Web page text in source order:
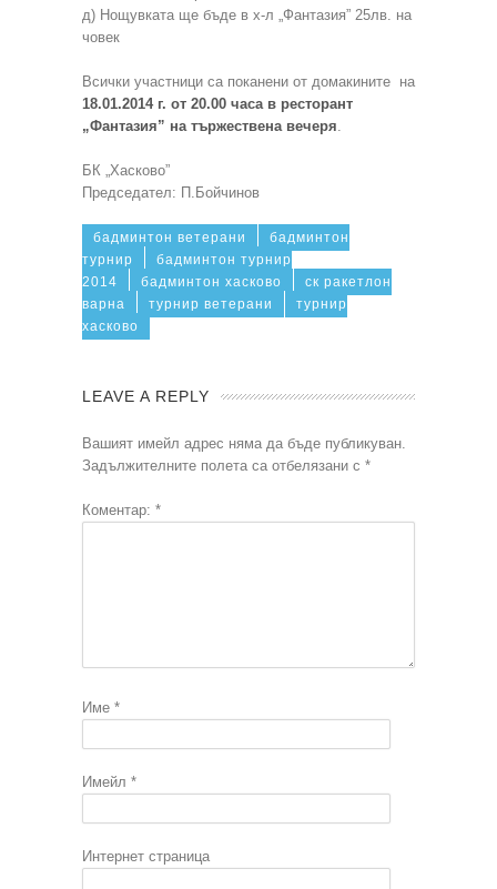
д) Нощувката ще бъде в х-л „Фантазия” 25лв. на
човек
Всички участници са поканени от домакините на
18.01.2014 г. от 20.00 часа в ресторант
„Фантазия” на тържествена вечеря.
БК „Хасково”
Председател: П.Бойчинов
бадминтон ветерани
бадминтон
турнир
бадминтон турнир
2014
бадминтон хасково
ск ракетлон
варна
турнир ветерани
турнир
хасково
LEAVE A REPLY
Вашият имейл адрес няма да бъде публикуван.
Задължителните полета са отбелязани с *
Коментар: *
Име *
Имейл *
Интернет страница